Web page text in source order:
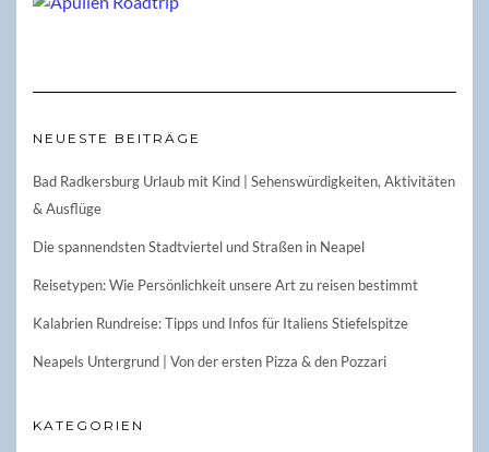
NEUESTE BEITRÄGE
Bad Radkersburg Urlaub mit Kind | Sehenswürdigkeiten, Aktivitäten
& Ausflüge
Die spannendsten Stadtviertel und Straßen in Neapel
Reisetypen: Wie Persönlichkeit unsere Art zu reisen bestimmt
Kalabrien Rundreise: Tipps und Infos für Italiens Stiefelspitze
Neapels Untergrund | Von der ersten Pizza & den Pozzari
KATEGORIEN